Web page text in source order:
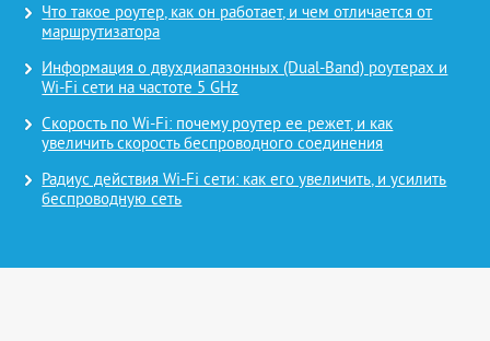
Что такое роутер, как он работает, и чем отличается от
маршрутизатора
Информация о двухдиапазонных (Dual-Band) роутерах и
Wi-Fi сети на частоте 5 GHz
Скорость по Wi-Fi: почему роутер ее режет, и как
увеличить скорость беспроводного соединения
Радиус действия Wi-Fi сети: как его увеличить, и усилить
беспроводную сеть